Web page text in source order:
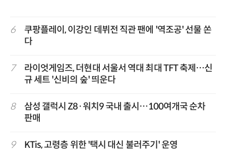
6
쿠팡플레이, 이강인 데뷔전 직관 팬에 '역조공' 선물 쏜
다
7
라이엇게임즈, 더현대 서울서 역대 최대 TFT 축제…신
규 세트 '신비의 숲' 띄운다
8
삼성 갤럭시 Z8·워치9 국내 출시…100여개국 순차
판매
9 KTis, 고령층 위한 '택시 대신 불러주기' 운영